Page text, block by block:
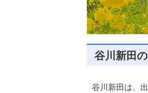
谷川新田
谷川新田は、